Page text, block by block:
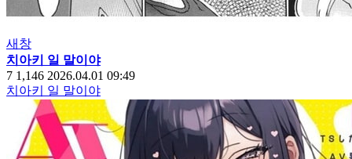
새창
치아키 일 말이야
7 1,146 2026.04.01 09:49
치아키 일 말이야